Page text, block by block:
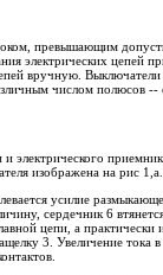
превышающим
электрических цепей
вручную. Выключатели
числом полюсов
электрического
изображена на рис 1,а.
усилие
сердечник 6
цепи, а
3. Увеличение тока